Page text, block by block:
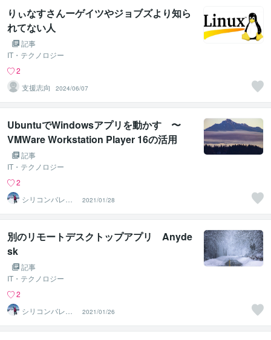
りぃなすさんーゲイツやジョブズより知ら
れてない人
記事
IT・テクノロジー
2
支援志向
2024/06/07
UbuntuでWindowsアプリを動かす 〜
VMWare Workstation Player 16の活用
記事
IT・テクノロジー
2
シリコンバレー
スーパーウエア
2021/01/28
別のリモートデスクトップアプリ Anyde
sk
記事
IT・テクノロジー
2
シリコンバレー
スーパーウエア
2021/01/26